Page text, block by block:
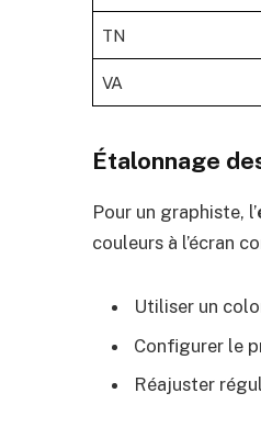
TN
VA
Étalonnage
Pour un graphiste, l’
couleurs à l’écran
Utiliser un
Configurer le
Réajuster